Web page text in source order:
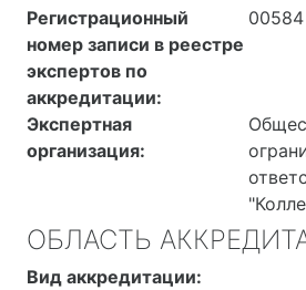
Регистрационный
номер записи в реестре
экспертов по
аккредитации:
00584
Экспертная
организация:
ОБЛАСТЬ
Вид аккредитации: